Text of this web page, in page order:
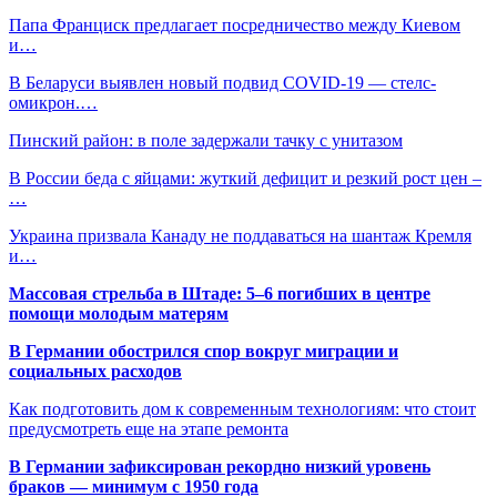
Папа Франциск предлагает посредничество между Киевом
и…
В Беларуси выявлен новый подвид COVID-19 — стелс-
омикрон.…
Пинский район: в поле задержали тачку с унитазом
В России беда с яйцами: жуткий дефицит и резкий рост цен –
…
Украина призвала Канаду не поддаваться на шантаж Кремля
и…
Массовая стрельба в Штаде: 5–6 погибших в центре
помощи молодым матерям
В Германии обострился спор вокруг миграции и
социальных расходов
Как подготовить дом к современным технологиям: что стоит
предусмотреть еще на этапе ремонта
В Германии зафиксирован рекордно низкий уровень
браков — минимум с 1950 года